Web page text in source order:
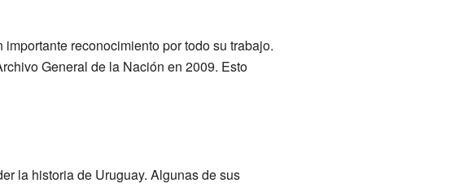
reconocimiento por todo su trabajo.
General de la Nación en 2009. Esto
la historia de Uruguay. Algunas de sus